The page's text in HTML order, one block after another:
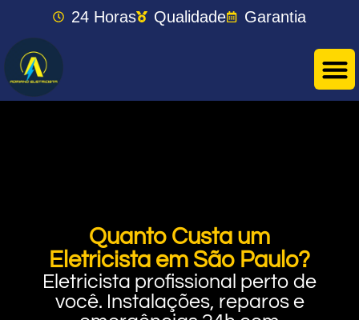
24 Horas Qualidade Garantia
Quanto Custa um
Eletricista em São Paulo?
Eletricista profissional perto de
você. Instalações, reparos e